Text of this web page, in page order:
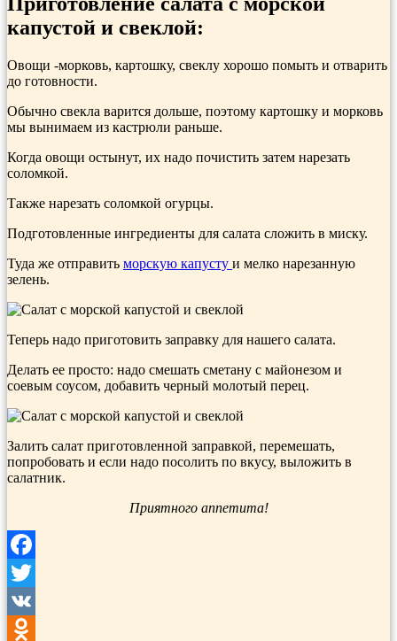
капустой и свеклой:
Овощи -морковь, картошку, свеклу хорошо помыть и отварить
до готовности.
Обычно свекла варится дольше, поэтому картошку и морковь
мы вынимаем из кастрюли раньше.
Когда овощи остынут, их надо почистить затем нарезать
соломкой.
Также нарезать соломкой огурцы.
Подготовленные ингредиенты для салата сложить в миску.
Туда же отправить морскую капусту и мелко нарезанную
зелень.
Теперь надо приготовить заправку для нашего салата.
Делать ее просто: надо смешать сметану с майонезом и
соевым соусом, добавить черный молотый перец.
Залить салат приготовленной заправкой, перемешать,
попробовать и если надо посолить по вкусу, выложить в
салатник.
Приятного аппетита!
Facebook
Twitter
VK